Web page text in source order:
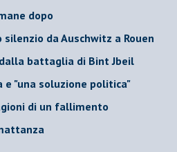
dopo
silenzio da Auschwitz a Rouen
battaglia di Bint Jbeil
e "una soluzione politica"
di un fallimento